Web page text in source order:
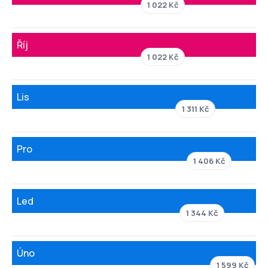
1 022 Kč
Říj
1 022 Kč
Lis
1 311 Kč
Pro
1 406 Kč
Led
1 344 Kč
Úno
1 599 Kč